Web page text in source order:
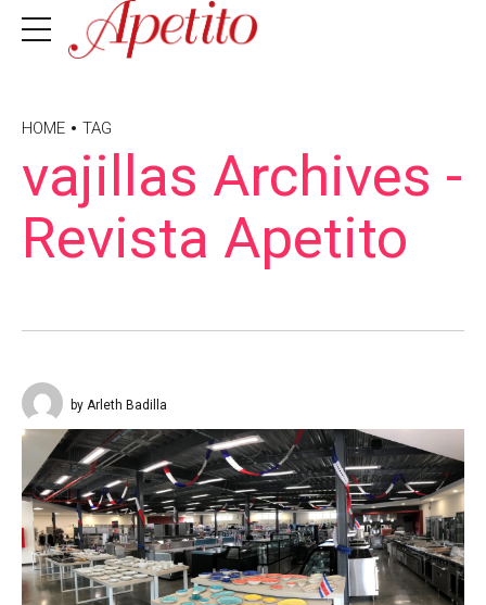
HOME TAG
vajillas Archives -
Revista Apetito
by Arleth Badilla